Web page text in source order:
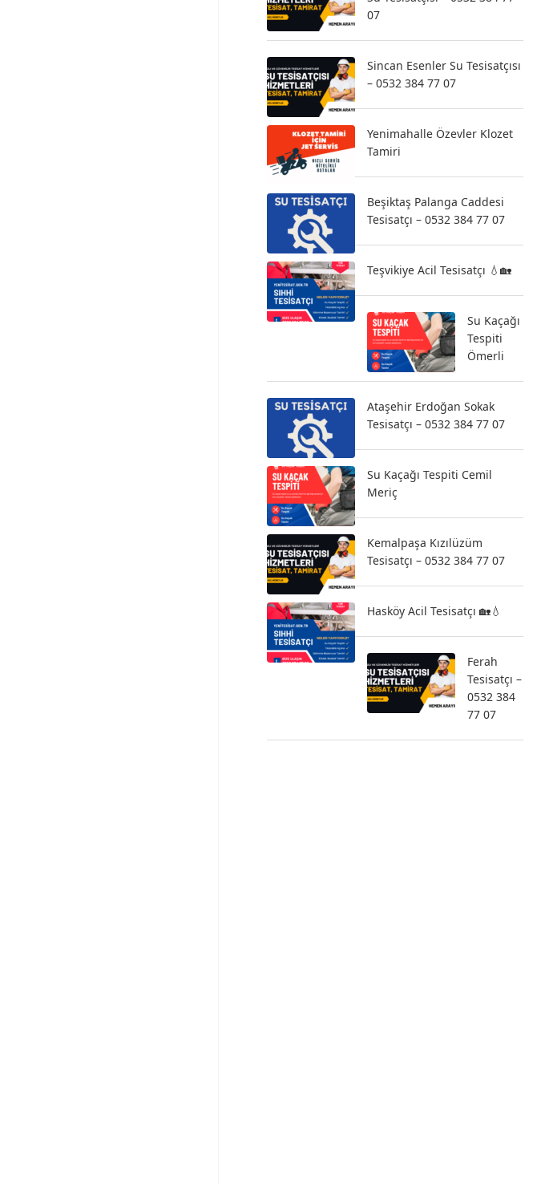
07
Sincan Esenler Su Tesisatçısı
– 0532 384 77 07
Yenimahalle Özevler Klozet
Tamiri
Beşiktaş Palanga Caddesi
Tesisatçı – 0532 384 77 07
Teşvikiye Acil Tesisatçı 💧🏡
Su Kaçağı
Tespiti
Ömerli
Ataşehir Erdoğan Sokak
Tesisatçı – 0532 384 77 07
Su Kaçağı Tespiti Cemil
Meriç
Kemalpaşa Kızılüzüm
Tesisatçı – 0532 384 77 07
Hasköy Acil Tesisatçı 🏡💧
Ferah
Tesisatçı –
0532 384
77 07